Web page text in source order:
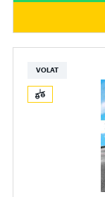
VOLAT